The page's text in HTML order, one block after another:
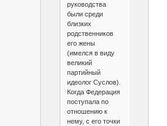
руководства
были среди
близких
родственников
его жены
(имелся в виду
великий
партийный
идеолог Суслов).
Когда Федерация
поступала по
отношению к
нему, с его точки